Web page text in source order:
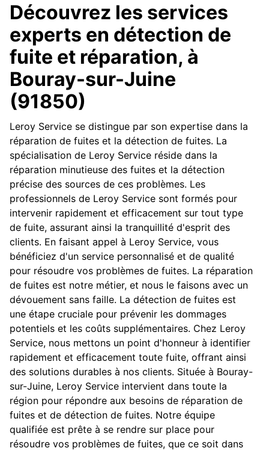
Découvrez les services
experts en détection de
fuite et réparation, à
Bouray-sur-Juine
(91850)
Leroy Service se distingue par son expertise dans la
réparation de fuites et la détection de fuites. La
spécialisation de Leroy Service réside dans la
réparation minutieuse des fuites et la détection
précise des sources de ces problèmes. Les
professionnels de Leroy Service sont formés pour
intervenir rapidement et efficacement sur tout type
de fuite, assurant ainsi la tranquillité d'esprit des
clients. En faisant appel à Leroy Service, vous
bénéficiez d'un service personnalisé et de qualité
pour résoudre vos problèmes de fuites. La réparation
de fuites est notre métier, et nous le faisons avec un
dévouement sans faille. La détection de fuites est
une étape cruciale pour prévenir les dommages
potentiels et les coûts supplémentaires. Chez Leroy
Service, nous mettons un point d'honneur à identifier
rapidement et efficacement toute fuite, offrant ainsi
des solutions durables à nos clients. Située à Bouray-
sur-Juine, Leroy Service intervient dans toute la
région pour répondre aux besoins de réparation de
fuites et de détection de fuites. Notre équipe
qualifiée est prête à se rendre sur place pour
résoudre vos problèmes de fuites, que ce soit dans